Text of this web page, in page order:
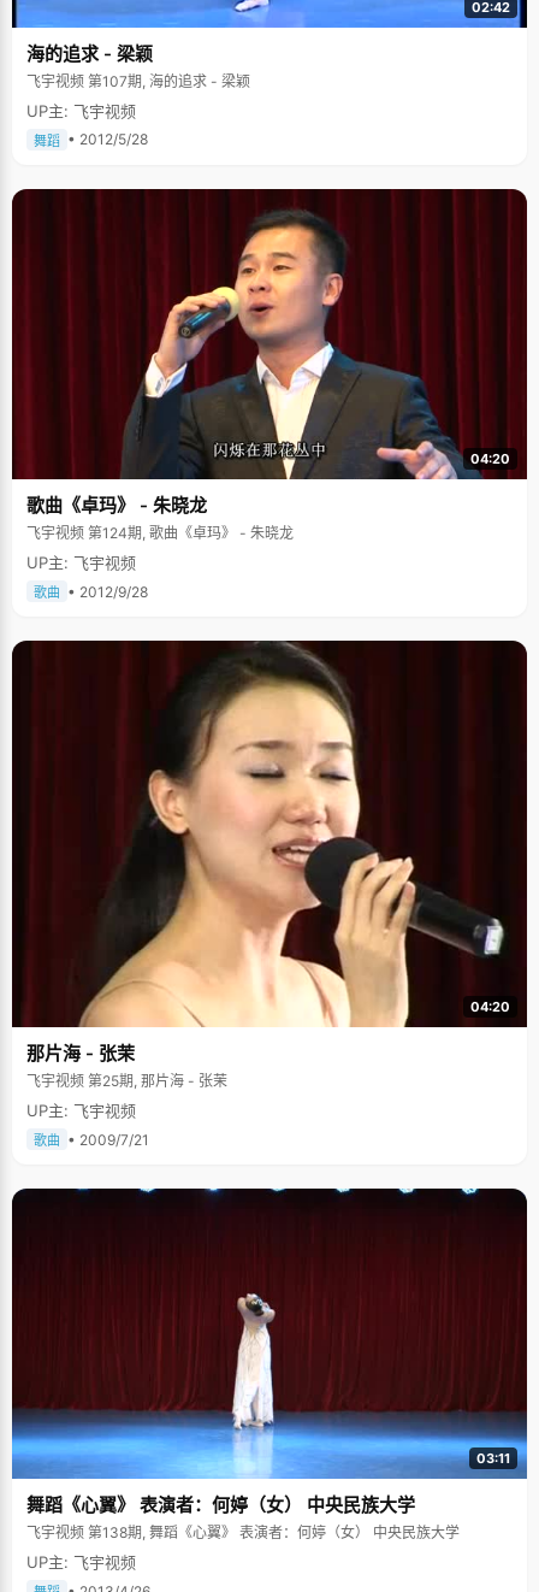
02:42
海的追求 - 梁颖
飞宇视频 第107期, 海的追求 - 梁颖
UP主: 飞宇视频
舞蹈 • 2012/5/28
04:20
歌曲《卓玛》 - 朱晓龙
飞宇视频 第124期, 歌曲《卓玛》 - 朱晓龙
UP主: 飞宇视频
歌曲 • 2012/9/28
04:20
那片海 - 张茉
飞宇视频 第25期, 那片海 - 张茉
UP主: 飞宇视频
歌曲 • 2009/7/21
03:11
舞蹈《心翼》 表演者：何婷（女） 中央民族大学
飞宇视频 第138期, 舞蹈《心翼》 表演者：何婷（女） 中央民族大学
UP主: 飞宇视频